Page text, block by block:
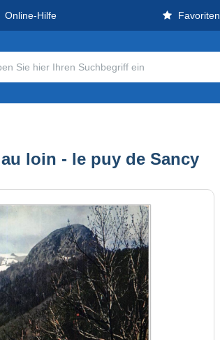
Online-Hilfe Favoriten
au loin - le puy de Sancy